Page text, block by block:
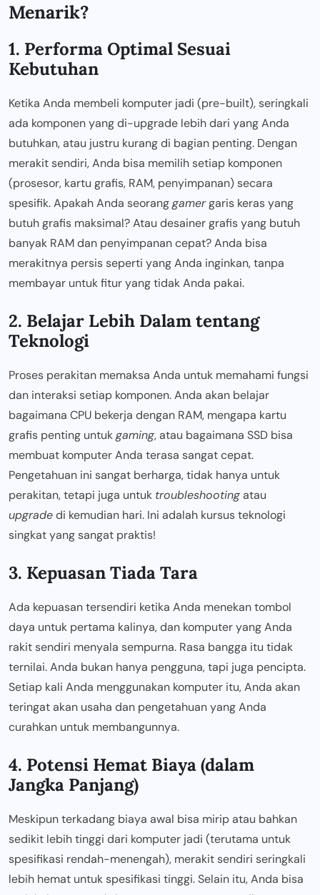
Menarik?
1. Performa Optimal Sesuai
Kebutuhan
Ketika Anda membeli komputer jadi (pre-built), seringkali
ada komponen yang di-upgrade lebih dari yang Anda
butuhkan, atau justru kurang di bagian penting. Dengan
merakit sendiri, Anda bisa memilih setiap komponen
(prosesor, kartu grafis, RAM, penyimpanan) secara
spesifik. Apakah Anda seoranggamergaris keras yang
butuh grafis maksimal? Atau desainer grafis yang butuh
banyak RAM dan penyimpanan cepat? Anda bisa
merakitnya persis seperti yang Anda inginkan, tanpa
membayar untuk fitur yang tidak Anda pakai.
2. Belajar Lebih Dalam tentang
Teknologi
Proses perakitan memaksa Anda untuk memahami fungsi
dan interaksi setiap komponen. Anda akan belajar
bagaimana CPU bekerja dengan RAM, mengapa kartu
grafis penting untukgaming, atau bagaimana SSD bisa
membuat komputer Anda terasa sangat cepat.
Pengetahuan ini sangat berharga, tidak hanya untuk
perakitan, tetapi juga untuk troubleshootingatau
upgradedi kemudian hari. Ini adalah kursus teknologi
singkat yang sangat praktis!
3. Kepuasan Tiada Tara
Ada kepuasan tersendiri ketika Anda menekan tombol
daya untuk pertama kalinya, dan komputer yang Anda
rakit sendiri menyala sempurna. Rasa bangga itu tidak
ternilai. Anda bukan hanya pengguna, tapi juga pencipta.
Setiap kali Anda menggunakan komputer itu, Anda akan
teringat akan usaha dan pengetahuan yang Anda
curahkan untuk membangunnya.
4. Potensi Hemat Biaya (dalam
Jangka Panjang)
Meskipun terkadang biaya awal bisa mirip atau bahkan
sedikit lebih tinggi dari komputer jadi (terutama untuk
spesifikasi rendah-menengah), merakit sendiri seringkali
lebih hemat untuk spesifikasi tinggi. Selain itu, Anda bisa